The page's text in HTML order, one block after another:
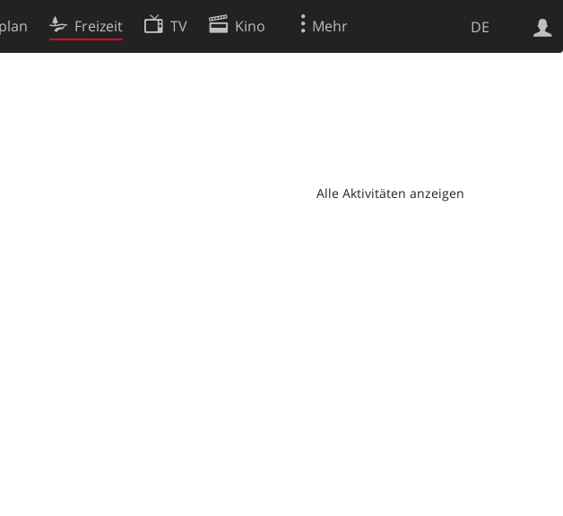
DE
Freizeit TV Kino Mehr
Alle Aktivitäten anzeigen